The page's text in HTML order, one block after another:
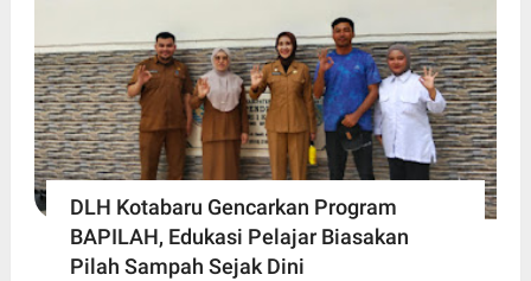
DLH Kotabaru Gencarkan Program
BAPILAH, Edukasi Pelajar Biasakan
Pilah Sampah Sejak Dini